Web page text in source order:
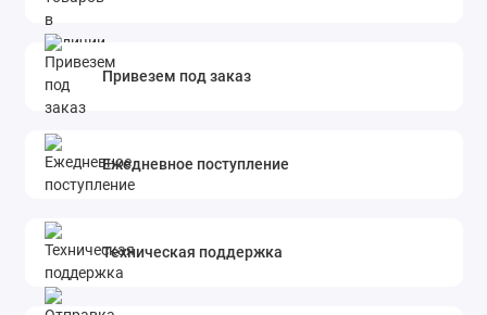
Привезем под заказ
Ежедневное поступление
Техническая поддержка